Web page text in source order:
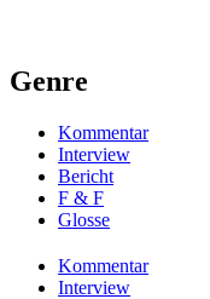
Genre
Kommentar
Interview
Bericht
F & F
Glosse
Kommentar
Interview